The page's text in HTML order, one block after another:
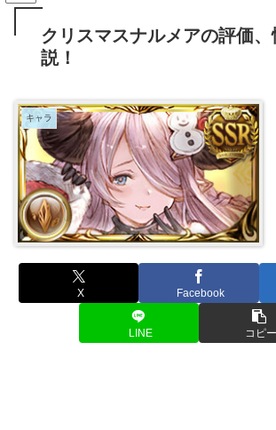
クリスマスナルメアの評価
説！
キャラ
X Facebook
LINE コピー